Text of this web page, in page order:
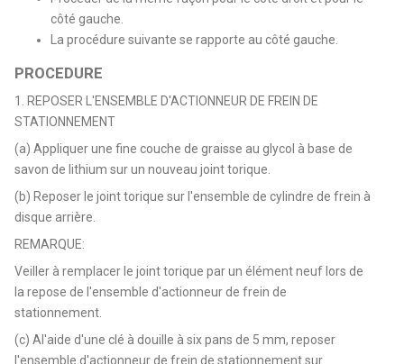
côté gauche.
La procédure suivante se rapporte au côté gauche.
PROCEDURE
1. REPOSER L'ENSEMBLE D'ACTIONNEUR DE FREIN DE
STATIONNEMENT
(a) Appliquer une fine couche de graisse au glycol à base de
savon de lithium sur un nouveau joint torique.
(b) Reposer le joint torique sur l'ensemble de cylindre de frein à
disque arrière.
REMARQUE:
Veiller à remplacer le joint torique par un élément neuf lors de
la repose de l'ensemble d'actionneur de frein de
stationnement.
(c) Al'aide d'une clé à douille à six pans de 5 mm, reposer
l'ensemble d'actionneur de frein de stationnement sur